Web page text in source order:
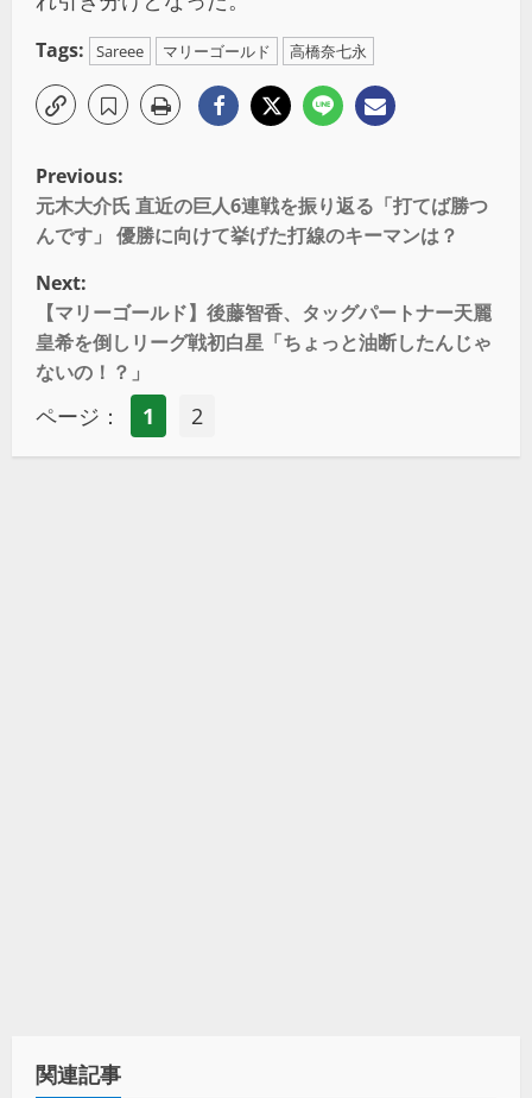
Tags: Sareee マリーゴールド 高橋奈七永
Previous:
元木大介氏 直近の巨人6連戦を振り返る「打てば勝つ
んです」 優勝に向けて挙げた打線のキーマンは？
Next:
【マリーゴールド】後藤智香、タッグパートナー天麗
皇希を倒しリーグ戦初白星「ちょっと油断したんじゃ
ないの！？」
ページ： 1 2
関連記事